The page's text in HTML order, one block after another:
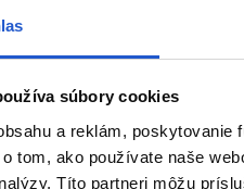
súbory cookies
a reklám,
tom, ako používate naše
Títo partneri môžu
Color Touch Plus)
portfólio - pre nekonečné
- ideálna pre
farby s hĺbkou